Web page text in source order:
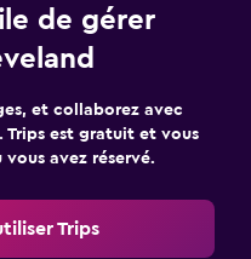
de gérer
et collaborez avec
est gratuit et vous
avez réservé.
Trips